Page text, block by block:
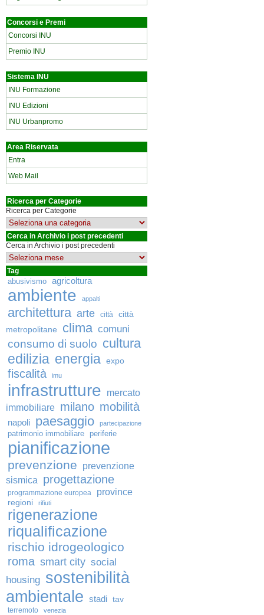
Concorsi e Premi
Concorsi INU
Premio INU
Sistema INU
INU Formazione
INU Edizioni
INU Urbanpromo
Area Riservata
Entra
Web Mail
Ricerca per Categorie
Ricerca per Categorie
Cerca in Archivio i post precedenti
Cerca in Archivio i post precedenti
Tag
abusivismo agricoltura
ambiente appalti
architettura arte città
città
metropolitane
clima comuni
consumo di suolo cultura
edilizia energia expo
fiscalità imu
infrastrutture
mercato
immobiliare milano mobilità
napoli paesaggio partecipazione
patrimonio immobiliare periferie
pianificazione
prevenzione
prevenzione
sismica
progettazione
programmazione europea province
regioni rifiuti
rigenerazione
riqualificazione
rischio idrogeologico
roma smart city social
housing sostenibilità
ambientale stadi tav
terremoto venezia